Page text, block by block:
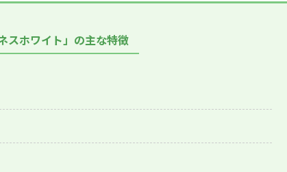
スホワイト」の主な特徴